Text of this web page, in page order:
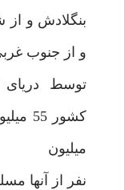
بنگلادش و
و از جنوب
توسط
میلیون
نفر از آنها